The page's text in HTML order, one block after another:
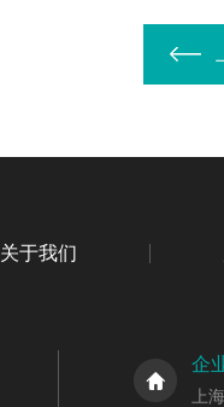
关于我们
企
上